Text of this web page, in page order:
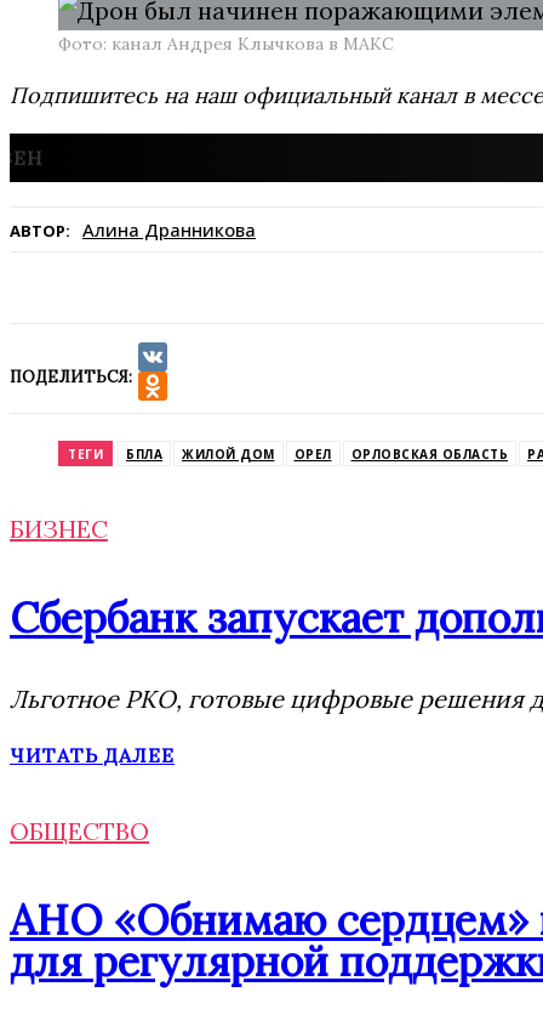
Фото: канал Андрея Клычкова в МАКС
Подпишитесь на наш официальный канал в
АВТОР: Алина Дранникова
ПОДЕЛИТЬСЯ:
VK
ТЕГИ БПЛА ЖИЛОЙ ДОМ ОРЕЛ ОРЛОВСКАЯ ОБЛАСТЬ
БИЗНЕС
Сбербанк запускает
Льготное РКО, готовые цифровые решения
ЧИТАТЬ ДАЛЕЕ
ОБЩЕСТВО
АНО «Обнимаю сердцем»
для регулярной